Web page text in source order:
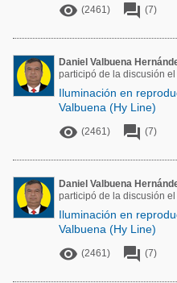
 (2461)  (7)
Daniel Valbuena
participó de la discusión
Iluminación en
Valbuena (Hy Line)
 (2461)  (7)
Daniel Valbuena
participó de la discusión
Iluminación en
Valbuena (Hy Line)
 (2461)  (7)